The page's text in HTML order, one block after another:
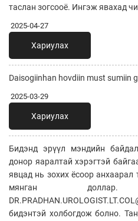
таслан зогсооё. Ингэж явахад
2025-04-27
Хариулах
Daisogiinhan hovdiin must sumiin
2025-03-29
Хариулах
Бидэнд эрүүл мэндийн
донор яаралтай хэрэгтэй
явцад нь зохих ёсоор
мянган
бидэнтэй холбогдож болно.